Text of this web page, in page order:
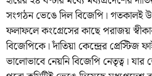
সংগঠন ভেঙে দিল বিজেপি। গতকালই
ফলাফলে কংগ্রেসের কাছে পরাজয়
বিজেপিকে। দাঁতিয়া কেন্দ্রের প্রেস্টিজ
ভালোভাবে নেয়নি বিজেপি নেতৃত্ব। যার